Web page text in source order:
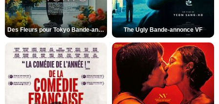
Des Fleurs pour Tokyo Bande-annonce VO STFR The Ugly Bande-annonce VF